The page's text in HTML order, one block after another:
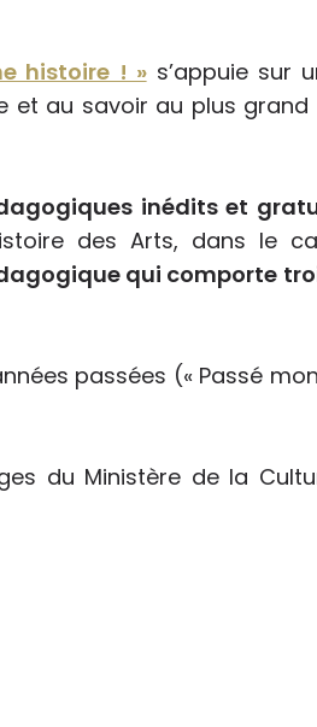
histoire ! »s’appuie sur
et au savoir au plus grand
inédits et
des Arts, dans le
qui comporte
passées (« Passé
du Ministère de la